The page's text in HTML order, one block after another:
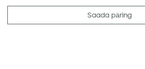
Saada päring